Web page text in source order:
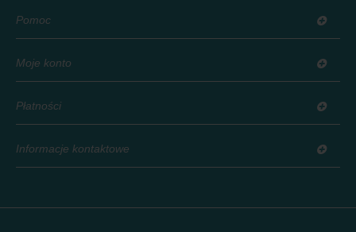
Pomoc
Moje konto
Płatności
Informacje kontaktowe